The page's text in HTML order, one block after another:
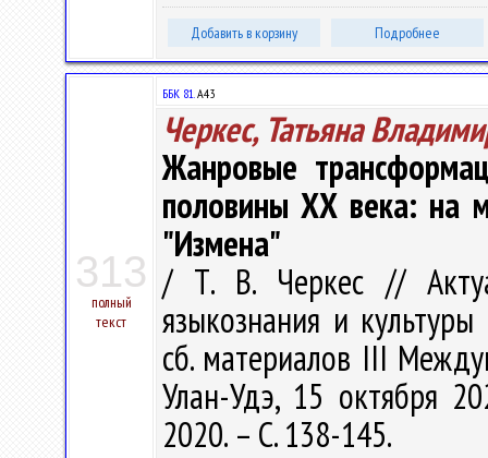
Добавить в корзину Подробнее
313
полный
текст
ББК 81.А43
Черкес, Татьяна
Жанровые
половины ХХ века: на
"Измена"
/ Т. В. Черкес //
языкознания и
сб. материалов III
Улан-Удэ, 15 октября
2020. – С. 138-145.